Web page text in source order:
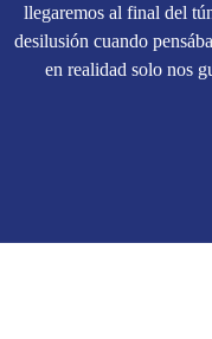
llegaremos al final del
desilusión cuando
en realidad solo nos